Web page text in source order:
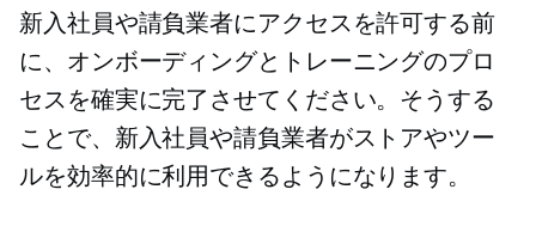
新入社員や請負業者にアクセスを許可する前
に、オンボーディングとトレーニングのプロ
セスを確実に完了させてください。そうする
ことで、新入社員や請負業者がストアやツー
ルを効率的に利用できるようになります。